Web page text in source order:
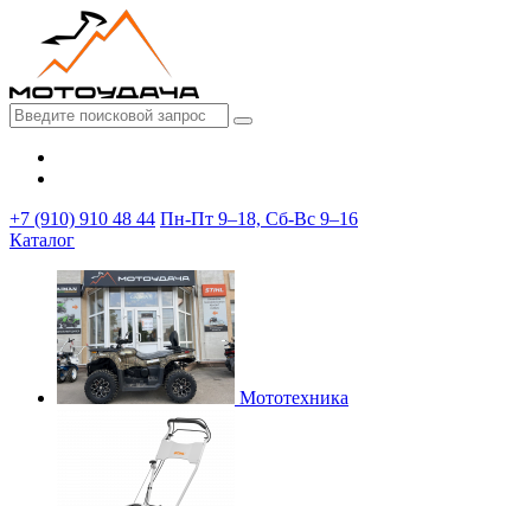
+7 (910) 910 48 44 Пн-Пт 9–18, Сб-Вс 9–16
Каталог
Мототехника